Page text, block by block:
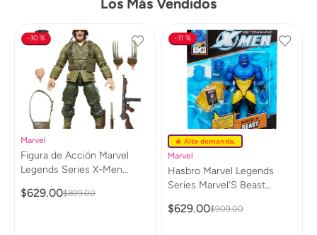
Los Más Vendidos
30 %
Marvel
Figura de Acción Marvel
Legends Series X-Men
G0820
$629.00$899.00
31 %
🔥 Alta demanda.
Marvel
Hasbro Marvel Legends
Series Marvel'S Beast
$629.00$909.00